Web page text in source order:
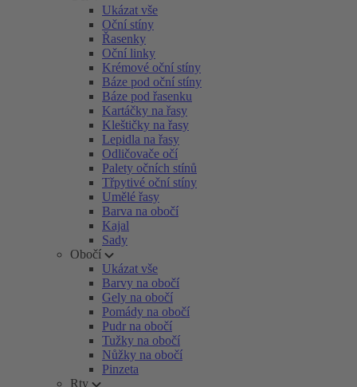
Ukázat vše
Oční stíny
Řasenky
Oční linky
Krémové oční stíny
Báze pod oční stíny
Báze pod řasenku
Kartáčky na řasy
Kleštičky na řasy
Lepidla na řasy
Odličovače očí
Palety očních stínů
Třpytivé oční stíny
Umělé řasy
Barva na obočí
Kajal
Sady
Obočí
Ukázat vše
Barvy na obočí
Gely na obočí
Pomády na obočí
Pudr na obočí
Tužky na obočí
Nůžky na obočí
Pinzeta
Rty